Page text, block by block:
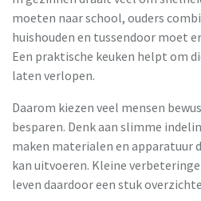
moeten naar school, ouders
huishouden en tussendoor moet
Een praktische keuken helpt om
laten verlopen.
Daarom kiezen veel mensen
besparen. Denk aan slimme
maken materialen en apparatuur
kan uitvoeren. Kleine
leven daardoor een stuk